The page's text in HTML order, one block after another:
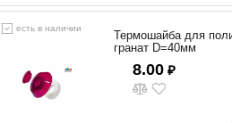
есть в наличии
Термошайба для
гранат D=40мм
8.00 ₽